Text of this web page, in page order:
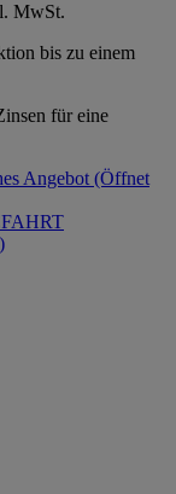
MwSt.
bis zu einem
für eine
Angebot (Öffnet